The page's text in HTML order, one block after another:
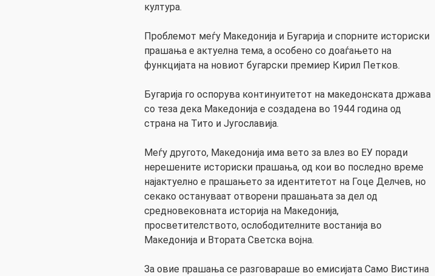
култура.
Проблемот меѓу Македонија и Бугарија и спорните историски
прашања е актуелна тема, а особено со доаѓањето на
функцијата на новиот бугарски премиер Кирил Петков.
Бугарија го оспорува континуитетот на македонската држава
со теза дека Македонија е создадена во 1944 година од
страна на Тито и Југославија.
Меѓу другото, Македонија има вето за влез во ЕУ поради
нерешените историски прашања, од кои во последно време
најактуелно е прашањето за идентитетот на Гоце Делчев, но
секако остануваат отворени прашањата за дел од
средновековната историја на Македонија,
просветителството, ослободителните востанија во
Македонија и Втората Светска војна.
За овие прашања се разговараше во емисијата Само Вистина